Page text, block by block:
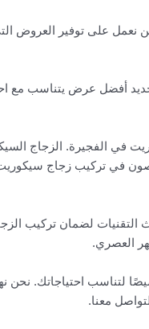
نعمل على توفير العروض
أفضل عرض يتناسب مع
الفجيرة. الزجاج
في تركيب زجاج سيكوريت
لضمان تركيب
العصري.
احتياجاتك. نحن
معنا.